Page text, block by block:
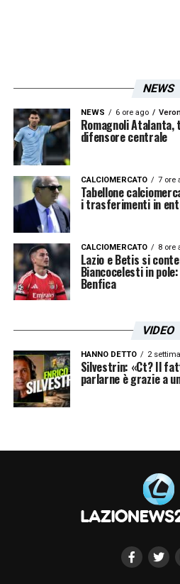
NEWS
NEWS 6 ore ago
Romagnoli
difensore centrale
CALCIOMERCATO 7 ore
Tabellone
i trasferimenti in
CALCIOMERCATO 8 ore
Lazio e Betis si
Biancocelesti in
Benfica
VIDEO
HANNO DETTO 2
Silvestrin: «Ct? Il
parlarne è grazie a